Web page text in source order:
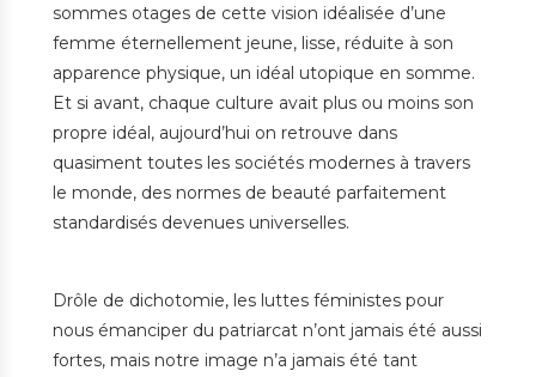
sommes otages de cette vision idéalisée d’une
femme éternellement jeune, lisse, réduite à son
apparence physique, un idéal utopique en somme.
Et si avant, chaque culture avait plus ou moins son
propre idéal, aujourd’hui on retrouve dans
quasiment toutes les sociétés modernes à travers
le monde, des normes de beauté parfaitement
standardisés devenues universelles.
Drôle de dichotomie, les luttes féministes pour
nous émanciper du patriarcat n’ont jamais été aussi
fortes, mais notre image n’a jamais été tant